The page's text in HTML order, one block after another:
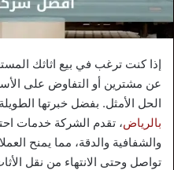
إذا كنت ترغب في بيع اثاثك
عن مشترين أو التفاوض على
الحل الأمثل. بفضل خبرتها
بالرياض، تقدم الشركة خدمات
والشفافية والدقة، مما يمنح
تواصل وحتى الانتهاء من نقل